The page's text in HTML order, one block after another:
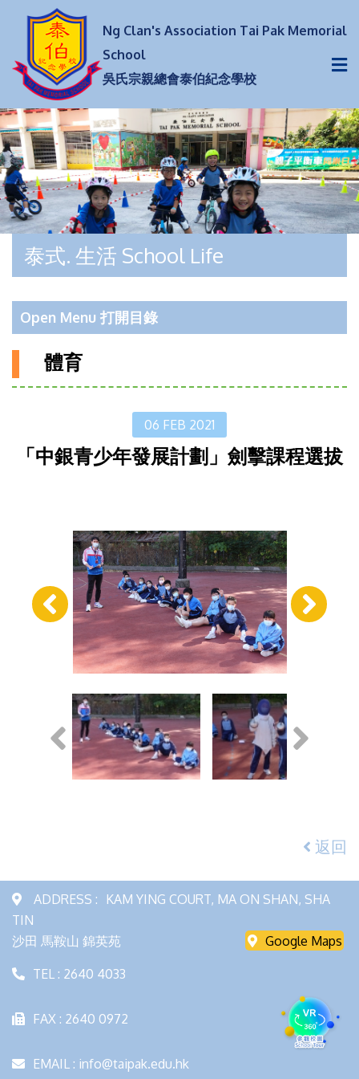
Ng Clan's Association Tai Pak Memorial
School
吳氏宗親總會泰伯紀念學校
泰式. 生活 School Life
Open Menu 打開目錄
體育
06 FEB 2021
「中銀青少年發展計劃」劍擊課程選拔
返回
ADDRESS : KAM YING COURT, MA ON SHAN, SHA
TIN
沙田 馬鞍山 錦英苑
Google Maps
TEL : 2640 4033
FAX : 2640 0972
EMAIL : info@taipak.edu.hk